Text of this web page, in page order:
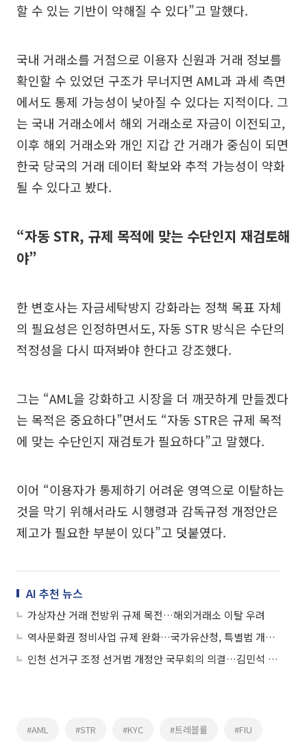
할 수 있는 기반이 약해질 수 있다”고 말했다.
국내 거래소를 거점으로 이용자 신원과 거래 정보를
확인할 수 있었던 구조가 무너지면 AML과 과세 측면
에서도 통제 가능성이 낮아질 수 있다는 지적이다. 그
는 국내 거래소에서 해외 거래소로 자금이 이전되고,
이후 해외 거래소와 개인 지갑 간 거래가 중심이 되면
한국 당국의 거래 데이터 확보와 추적 가능성이 약화
될 수 있다고 봤다.
“자동 STR, 규제 목적에 맞는 수단인지 재검토해
야”
한 변호사는 자금세탁방지 강화라는 정책 목표 자체
의 필요성은 인정하면서도, 자동 STR 방식은 수단의
적정성을 다시 따져봐야 한다고 강조했다.
그는 “AML을 강화하고 시장을 더 깨끗하게 만들겠다
는 목적은 중요하다”면서도 “자동 STR은 규제 목적
에 맞는 수단인지 재검토가 필요하다”고 말했다.
이어 “이용자가 통제하기 어려운 영역으로 이탈하는
것을 막기 위해서라도 시행령과 감독규정 개정안은
제고가 필요한 부분이 있다”고 덧붙였다.
AI 추천 뉴스
가상자산 거래 전방위 규제 목전…해외거래소 이탈 우려
역사문화권 정비사업 규제 완화…국가유산청, 특별법 개정안 국회 통과
인천 선거구 조정 선거법 개정안 국무회의 의결…김민석 "공정선거 총력"
#AML #STR #KYC #트레블룰 #FIU